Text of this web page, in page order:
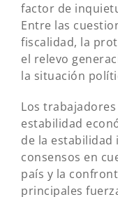
factor de
Entre las
fiscalidad, la
el relevo
la situación
Los
estabilidad
de la estabilidad
consensos en
país y la
principales